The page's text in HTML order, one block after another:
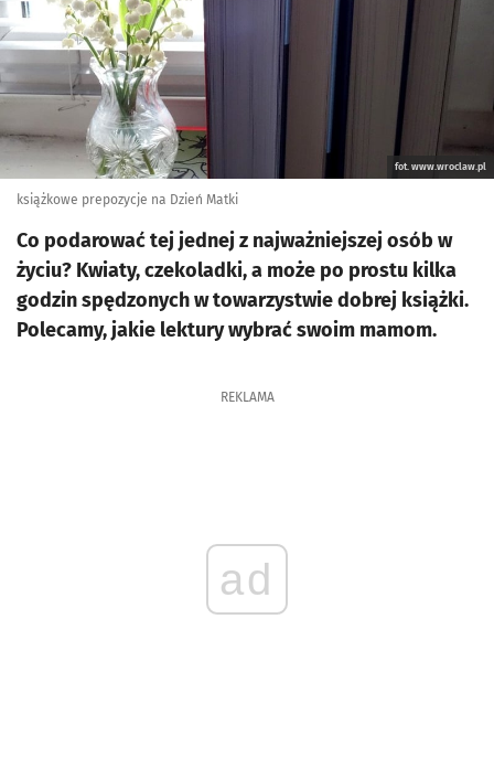
fot. www.wroclaw.pl
książkowe prepozycje na Dzień Matki
Co podarować tej jednej z najważniejszej osób w
życiu? Kwiaty, czekoladki, a może po prostu kilka
godzin spędzonych w towarzystwie dobrej książki.
Polecamy, jakie lektury wybrać swoim mamom.
REKLAMA
ad